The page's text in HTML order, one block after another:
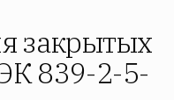
закрытых
839-2-5-